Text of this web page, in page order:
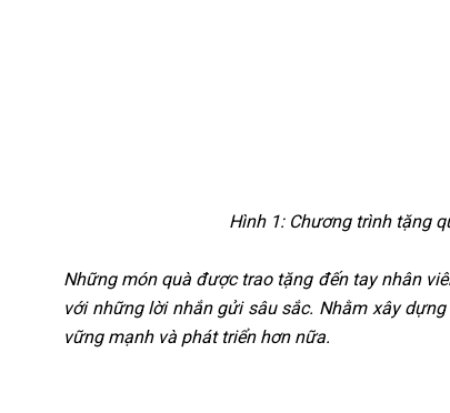
Hình 1: Chương trình tặng
Những món quà được trao tặng đến tay nhân
với những lời nhắn gửi sâu sắc. Nhằm xây
vững mạnh và phát triển hơn nữa.